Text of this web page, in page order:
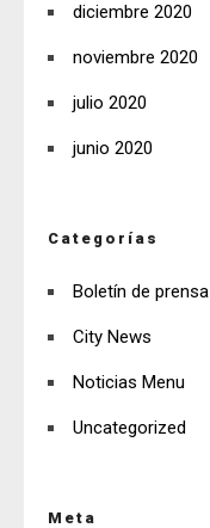
diciembre 2020
noviembre 2020
julio 2020
junio 2020
Categorías
Boletín de prensa
City News
Noticias Menu
Uncategorized
Meta